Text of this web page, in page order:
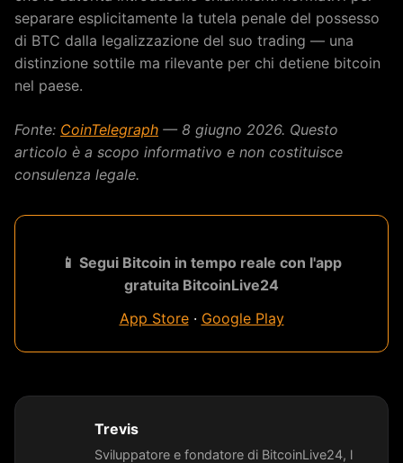
separare esplicitamente la tutela penale del possesso
di BTC dalla legalizzazione del suo trading — una
distinzione sottile ma rilevante per chi detiene bitcoin
nel paese.
Fonte: CoinTelegraph — 8 giugno 2026. Questo
articolo è a scopo informativo e non costituisce
consulenza legale.
📱 Segui Bitcoin in tempo reale con l'app
gratuita BitcoinLive24
App Store· Google Play
Trevis
Sviluppatore e fondatore di BitcoinLive24, l